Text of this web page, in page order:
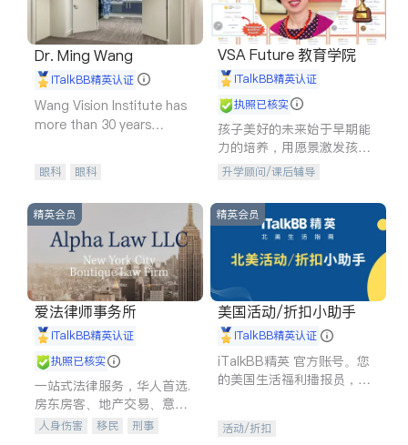
Dr. Ming Wang
iTalkBB精英认证
Wang Vision Institute has
more than 30 years
眼科 眼科
VSA Future 教育学院
iTalkBB精英认证
执照已核实
孩子美好的未来始于早期能
力的培养，用愿景激发孩子
的学习潜力和动力。理念：
拥有成长型心态是成功的基
石。
升学顾问/课后辅导
精英会员
爱法律师事务所
iTalkBB精英认证
执照已核实
一站式法律服务，华人首选.
房东房客、地产交易、意外
伤害、车祸重伤、商业诉
人身伤害 移民
刑事
精英会员
美国活动/折扣小助手
iTalkBB精英认证
iTalkBB精英 官方账号。您
的美国生活福利播报员，精
专属福利。
活动/折扣